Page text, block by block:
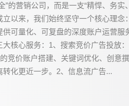
”的营销公司，而是一支“精悍、务实
立以来，我们始终坚守一个核心理念
供可量化、可复盘的深度账户运营服
核心服务：1、搜索竞价广告投放：
竞价账户搭建、关键词优化、创意
转化更近一步。2、信息流广告...